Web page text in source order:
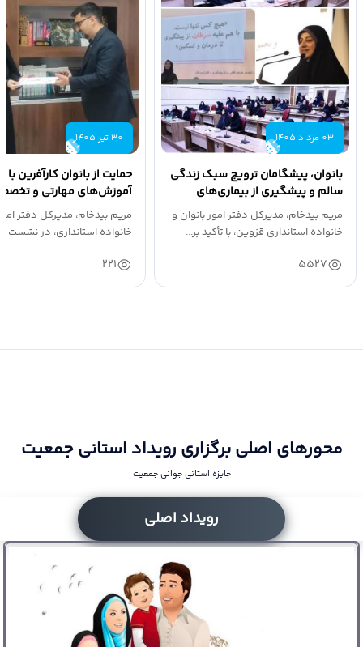
03 مرداد 1405
بانوان، پیشگامان ترویج سبک زندگی
سالم و پیشگیری از بیماری‌های
غیرواگیر هستند
مریم بیدخام، مدیرکل دفتر امور بانوان و
خانواده استانداری قزوین، با تأکید بر...
5527
30 تیر 1405
حمایت از بانوان کارآفرین
آموزش‌های مهارتی و
امضای تفاهم‌نامه...
مریم بیدخام، مدیرکل دفتر
خانواده استانداری، در نشست
221
محورهای اصلی برگزاری رویداد استانی جمعیت
جایزه استانی جوانی جمعیت
رویداد اصلی